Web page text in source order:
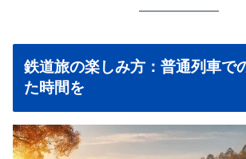
鉄道旅の楽しみ方：普通列車で
た時間を